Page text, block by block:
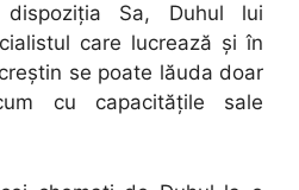
Sa, Duhul lui
care lucrează şi în
se poate lăuda doar
cu capacităţile sale